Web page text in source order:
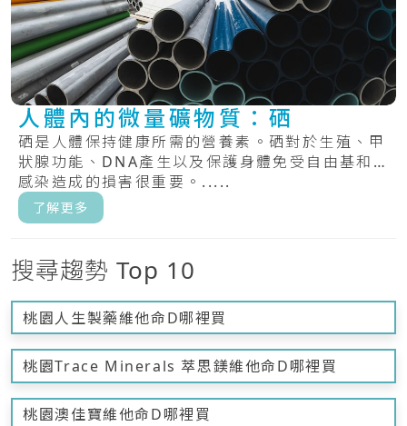
人體內的微量礦物質：硒
硒是人體保持健康所需的營養素。硒對於生殖、甲
狀腺功能、DNA產生以及保護身體免受自由基和
感染造成的損害很重要。.....
了解更多
搜尋趨勢 Top 10
桃園人生製藥維他命D哪裡買
桃園Trace Minerals 萃思鎂維他命D哪裡買
桃園澳佳寶維他命D哪裡買